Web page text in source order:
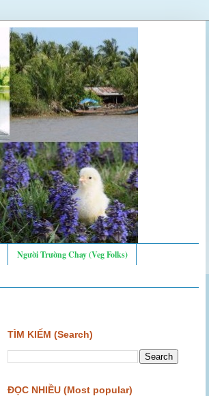
Người Trường Chay (Veg Folks)
TÌM KIẾM (Search)
ĐỌC NHIỀU (Most popular)